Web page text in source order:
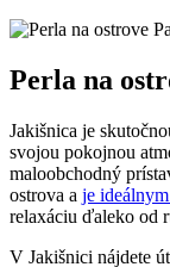
Perla na
Jakišnica je
svojou pokojnou
maloobchodný
ostrova a je
relaxáciu ďaleko od
V Jakišnici nájdete